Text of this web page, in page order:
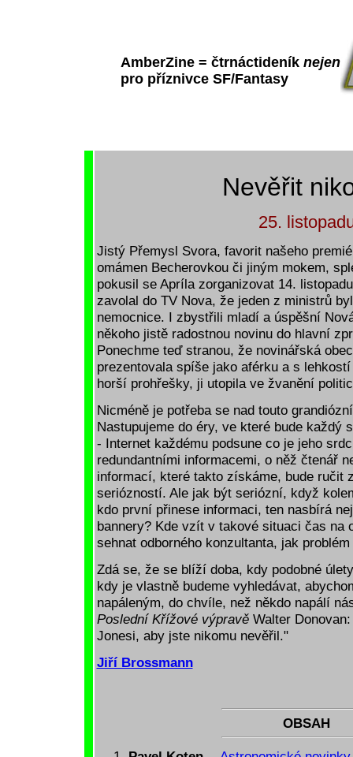
AmberZine = čtrnáctideník nejen
pro příznivce SF/Fantasy
Nevěřit
25.
Jistý Přemysl Svora, favorit našeho
omámen Becherovkou či jiným mokem,
pokusil se Apríla zorganizovat 14.
zavolal do TV Nova, že jeden z ministrů
nemocnice. I zbystřili mladí a úspěšní
někoho jistě radostnou novinu do hlavní
Ponechme teď stranou, že novinářská
prezentovala spíše jako aférku a s
horší prohřešky, ji utopila ve žvanění
Nicméně je potřeba se nad touto
Nastupujeme do éry, ve které bude každý
- Internet každému podsune co je jeho
redundantními informacemi, o něž čtenář
informací, které takto získáme, bude ručit
seriózností. Ale jak být seriózní, když
kdo první přinese informaci, ten nasbírá
bannery? Kde vzít v takové situaci čas na
sehnat odborného konzultanta, jak
Zdá se, že se blíží doba, kdy podobné
kdy je vlastně budeme vyhledávat,
napáleným, do chvíle, než někdo napálí
Poslední Křížové výpravěWalter
Jonesi, aby jste nikomu nevěřil."
Jiří Brossmann
OBSAH